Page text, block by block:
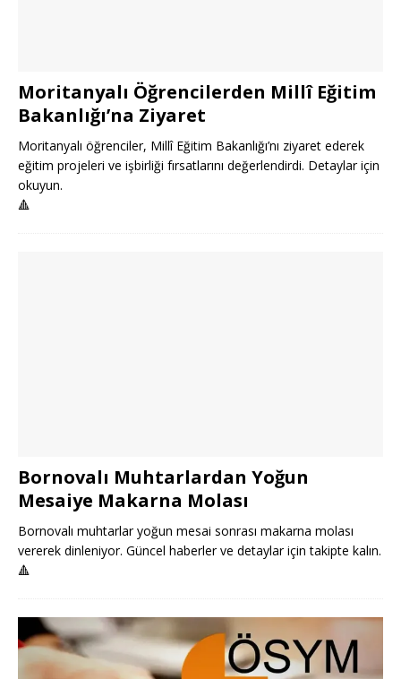
Moritanyalı Öğrencilerden Millî Eğitim
Bakanlığı’na Ziyaret
Moritanyalı öğrenciler, Millî Eğitim Bakanlığı’nı ziyaret ederek
eğitim projeleri ve işbirliği fırsatlarını değerlendirdi. Detaylar için
okuyun.
🔺
Bornovalı Muhtarlardan Yoğun
Mesaiye Makarna Molası
Bornovalı muhtarlar yoğun mesai sonrası makarna molası
vererek dinleniyor. Güncel haberler ve detaylar için takipte kalın.
🔺